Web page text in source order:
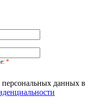
*
персональных данных в